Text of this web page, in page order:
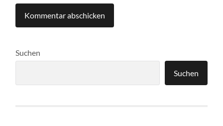
Suchen
Suchen